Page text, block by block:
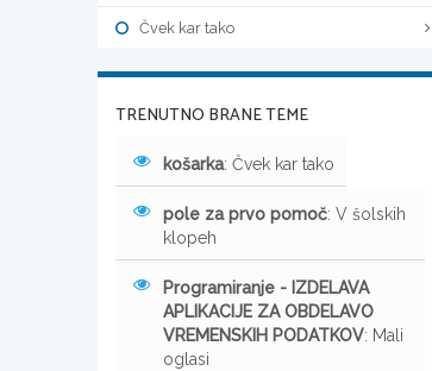
Čvek kar tako
TRENUTNO BRANE TEME
košarka: Čvek kar tako
pole za prvo pomoč: V šolskih
klopeh
Programiranje - IZDELAVA
APLIKACIJE ZA OBDELAVO
VREMENSKIH PODATKOV: Mali
oglasi